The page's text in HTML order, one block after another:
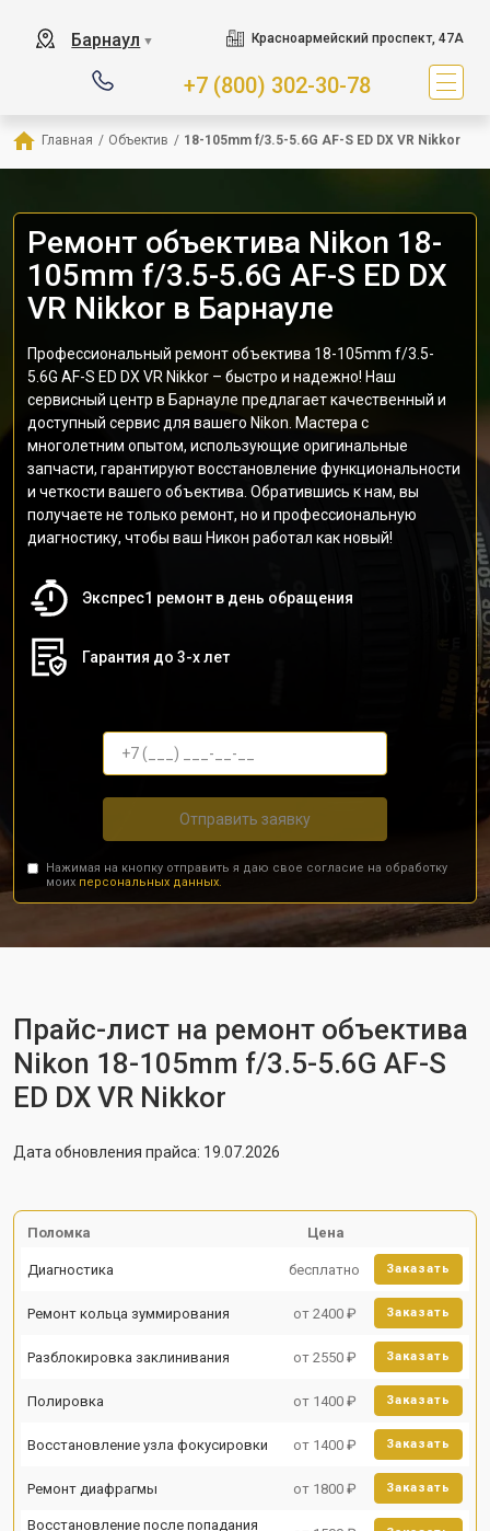
Барнаул ▼ Красноармейский проспект, 47А
+7 (800) 302-30-78
Главная / Объектив / 18-105mm f/3.5-5.6G AF-S ED DX VR Nikkor
Ремонт объектива Nikon 18-
105mm f/3.5-5.6G AF-S ED DX
VR Nikkor в Барнауле
Профессиональный ремонт объектива 18-105mm f/3.5-
5.6G AF-S ED DX VR Nikkor – быстро и надежно! Наш
сервисный центр в Барнауле предлагает качественный и
доступный сервис для вашего Nikon. Мастера с
многолетним опытом, использующие оригинальные
запчасти, гарантируют восстановление функциональности
и четкости вашего объектива. Обратившись к нам, вы
получаете не только ремонт, но и профессиональную
диагностику, чтобы ваш Никон работал как новый!
Экспрес1 ремонт в день обращения
Гарантия до 3-х лет
Отправить заявку
Нажимая на кнопку отправить я даю свое согласие на обработку
моих персональных данных.
Прайс-лист на ремонт объектива
Nikon 18-105mm f/3.5-5.6G AF-S
ED DX VR Nikkor
Дата обновления прайса: 19.07.2026
Поломка Цена
Диагностика бесплатно Заказать
Ремонт кольца зуммирования от 2400 ₽ Заказать
Разблокировка заклинивания от 2550 ₽ Заказать
Полировка от 1400 ₽ Заказать
Восстановление узла фокусировки от 1400 ₽ Заказать
Ремонт диафрагмы от 1800 ₽ Заказать
Восстановление после попадания